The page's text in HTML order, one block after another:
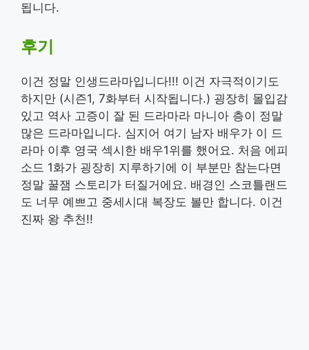
됩니다.
후기
이건 정말 인생드라마입니다!!! 이건 자극적이기도
하지만 (시즌1, 7화부터 시작됩니다.) 굉장히 몰입감
있고 역사 고증이 잘 된 드라마라 마니아 층이 정말
많은 드라마입니다. 심지어 여기 남자 배우가 이 드
라마 이후 영국 섹시한 배우1위를 했어요. 처음 에피
소드 1화가 굉장히 지루하기에 이 부분만 참는다면
정말 꿀잼 스토리가 터질거에요. 배경인 스코틀랜드
도 너무 예쁘고 중세시대 복장도 볼만 합니다. 이건
진짜 왕 추천!!